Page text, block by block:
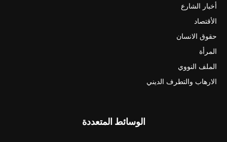
أخبار الشارع
الأقتصاد
حقوق الانسان
المرأة
الملف النووي
الارهاب والتطرف الديني
الوسائط المتعددة